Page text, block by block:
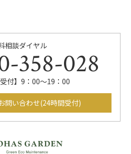
相談ダイヤル
358-028
受付】9：00～19：00
問い合わせ(24時間受付)